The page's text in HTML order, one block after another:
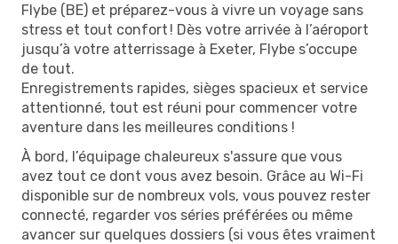
Flybe (BE) et préparez-vous à vivre un voyage sans
stress et tout confort ! Dès votre arrivée à l’aéroport
jusqu’à votre atterrissage à Exeter, Flybe s’occupe
de tout.
Enregistrements rapides, sièges spacieux et service
attentionné, tout est réuni pour commencer votre
aventure dans les meilleures conditions !
À bord, l’équipage chaleureux s'assure que vous
avez tout ce dont vous avez besoin. Grâce au Wi-Fi
disponible sur de nombreux vols, vous pouvez rester
connecté, regarder vos séries préférées ou même
avancer sur quelques dossiers (si vous êtes vraiment